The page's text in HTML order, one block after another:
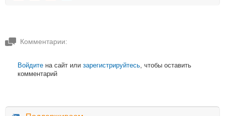
Комментарии:
Войдите на сайт или зарегистрируйтесь, чтобы оставить
комментарий